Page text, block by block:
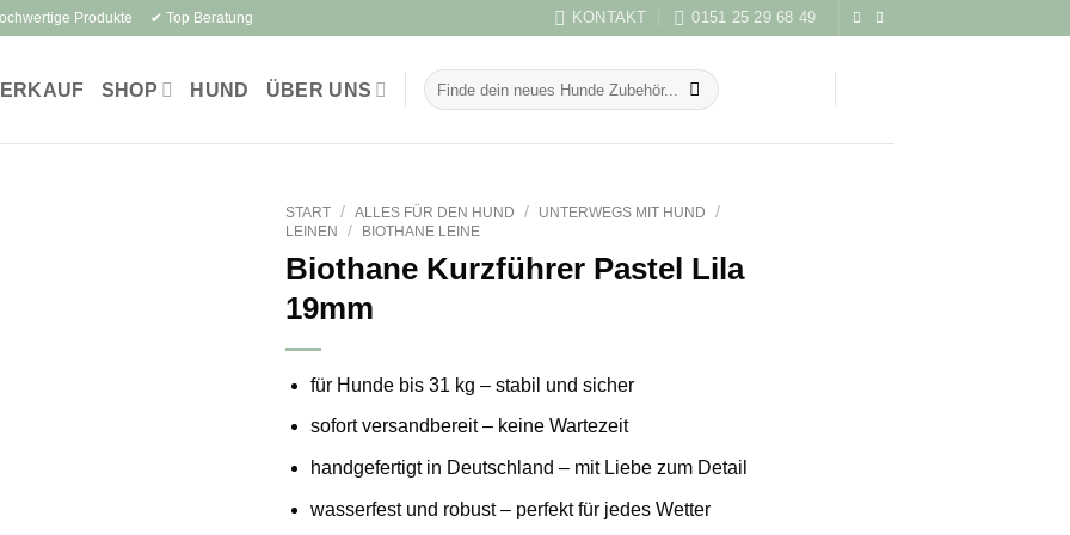
Produkte ✔ Top Beratung KONTAKT 0151 25 29 68 49
SHOP HUND ÜBER UNS
Suchen
nach:
START / ALLES FÜR DEN HUND / UNTERWEGS MIT HUND /
LEINEN / BIOTHANE LEINE
Biothane Kurzführer Pastel Lila
19mm
für Hunde bis 31 kg – stabil und sicher
sofort versandbereit – keine Wartezeit
handgefertigt in Deutschland – mit Liebe zum Detail
wasserfest und robust – perfekt für jedes Wetter